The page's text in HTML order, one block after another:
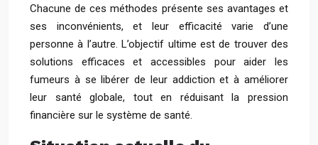
Chacune de ces méthodes présente ses avantages et
ses inconvénients, et leur efficacité varie d’une
personne à l’autre. L’objectif ultime est de trouver des
solutions efficaces et accessibles pour aider les
fumeurs à se libérer de leur addiction et à améliorer
leur santé globale, tout en réduisant la pression
financière sur le système de santé.